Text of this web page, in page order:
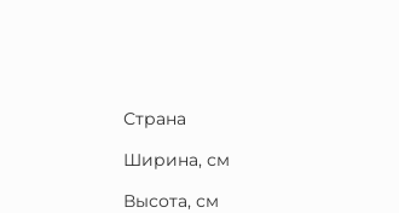
Страна
Ширина, см
Высота, см